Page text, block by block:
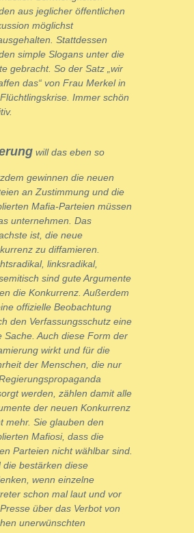
aus jeglicher öffentlichen
möglichst
Stattdessen
simple Slogans unter die
gebracht. So der Satz „wir
das“ von Frau Merkel in
Immer schön
will das eben so
gewinnen die neuen
an Zustimmung und die
Mafia-Parteien müssen
unternehmen. Das
ist, die neue
zu diffamieren.
linksradikal,
sind gute Argumente
die Konkurrenz. Außerdem
offizielle Beobachtung
den Verfassungsschutz eine
Sache. Auch diese Form der
wirkt und für die
der Menschen, die nur
werden, zählen damit alle
der neuen Konkurrenz
mehr. Sie glauben den
Mafiosi, dass die
Parteien nicht wählbar sind.
die bestärken diese
wenn einzelne
schon mal laut und vor
über das Verbot von
unerwünschten